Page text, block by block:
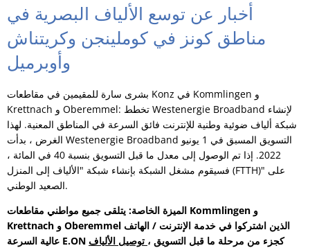
أخبار عن توسع الألياف البصرية في
مناطق كونز في كوملينجن وكريتناش
وأوبرميل
بشرى سارة للمقيمين في مقاطعات Konz في Kommlingen و
Krettnach و Oberemmel: تخطط Westenergie Broadband لإنشاء
شبكة ألياف ضوئية وطنية للإنترنت فائق السرعة في المناطق المعنية. لهذا
الغرض ، بدأت Westenergie Broadband التسويق المسبق في 1 يونيو
2022. إذا تم الوصول إلى معدل ما قبل التسويق بنسبة 40 في المائة ،
فسيقوم مشغل الشبكة بإنشاء شبكة "الألياف إلى المنزل (FTTH)" على
الصعيد الوطني.
الميزة الخاصة: يتلقى جميع مواطني مقاطعات Kommlingen و
Krettnach و Oberemmel الذين اشتركوا في خدمة الإنترنت / الهاتف
عالية السرعة E.ON كجزء من مرحلة ما قبل التسويق ، توصيل الألياف